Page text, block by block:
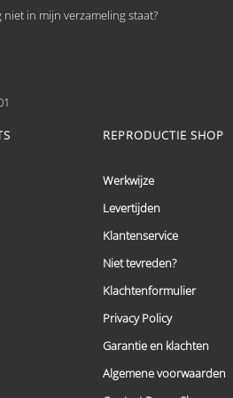
in mijn verzameling staat?
REPRODUCTIE SHOP
Werkwijze
Levertijden
Klantenservice
Niet tevreden?
Klachtenformulier
Privacy Policy
Garantie en klachten
Algemene voorwaarden